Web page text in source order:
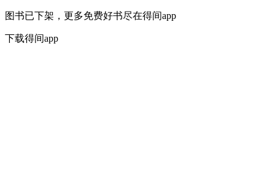
图书已下架，更多免费好书尽在得间app
下载得间app